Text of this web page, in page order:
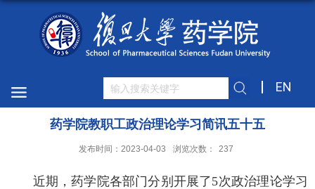
EN
药学院教职工政治理论学习简讯五十五
发布时间：2023-04-03 浏览次数： 237
近期，药学院各部门分别开展了5次政治理论学习